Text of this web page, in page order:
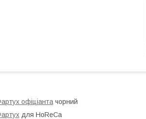
офіціанта чорний
для HoReCa